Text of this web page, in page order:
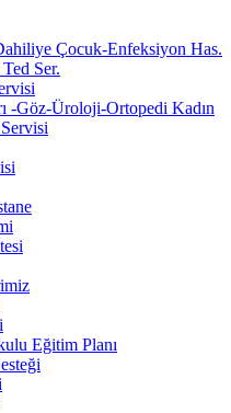
Çocuk-Enfeksiyon Has.
Ser.
-Göz-Üroloji-Ortopedi Kadın
Eğitim Planı